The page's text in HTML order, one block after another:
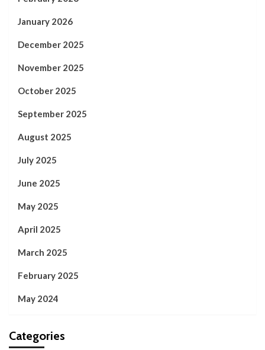
January 2026
December 2025
November 2025
October 2025
September 2025
August 2025
July 2025
June 2025
May 2025
April 2025
March 2025
February 2025
May 2024
Categories